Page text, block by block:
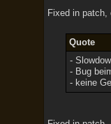
Fixed in
Quote
-
- Bug
- keine